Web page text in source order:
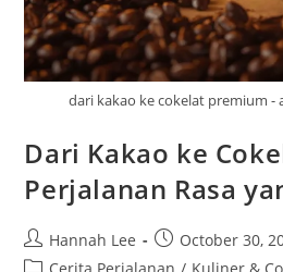
dari kakao ke cokelat premium -
Dari Kakao ke
Perjalanan Rasa
Post
author:
Hannah Lee
Post
published:
October 30,
Post